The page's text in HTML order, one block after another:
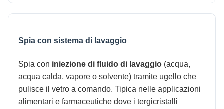
Spia con sistema di lavaggio
Spia con iniezione di fluido di lavaggio (acqua,
acqua calda, vapore o solvente) tramite ugello che
pulisce il vetro a comando. Tipica nelle applicazioni
alimentari e farmaceutiche dove i tergicristalli